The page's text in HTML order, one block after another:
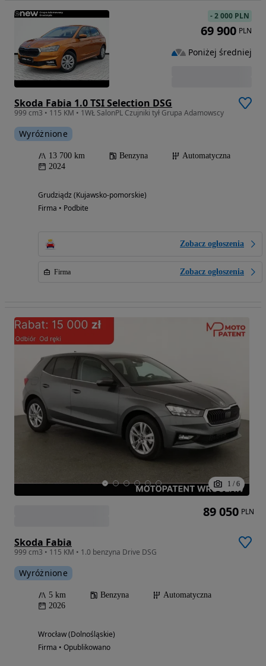
Skoda Fabia 1.0 TSI Selection DSG
999 cm3 • 115 KM • 1WŁ SalonPL Czujniki tył Grupa Adamowscy
Wyróżnione
13 700 km Benzyna
Automatyczna
2024
Grudziądz (Kujawsko-pomorskie)
Firma • Podbite
Zobacz ogłoszenia
Firma Zobacz ogłoszenia
-2 000 PLN
69 900 PLN
Poniżej średniej
1 / 6
Skoda Fabia
999 cm3 • 115 KM • 1.0 benzyna Drive DSG
Wyróżnione
5 km Benzyna
Automatyczna
2026
Wrocław (Dolnośląskie)
Firma • Opublikowano
89 050 PLN